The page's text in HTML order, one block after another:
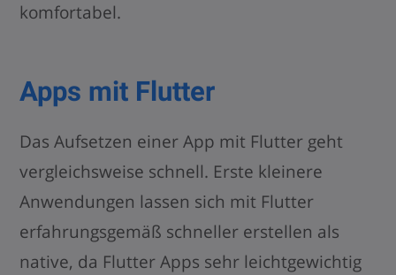
komfortabel.
Apps mit Flutter
Das Aufsetzen einer App mit Flutter geht
vergleichsweise schnell. Erste kleinere
Anwendungen lassen sich mit Flutter
erfahrungsgemäß schneller erstellen als
native, da Flutter Apps sehr leichtgewichtig